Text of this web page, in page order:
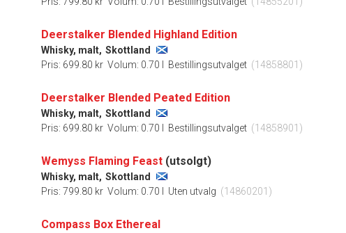
Deerstalker Blended Highland Edition
Whisky, malt, Skottland
Pris: 699.80 kr Volum: 0.70 l Bestillingsutvalget (14858801)
Deerstalker Blended Peated Edition
Whisky, malt, Skottland
Pris: 699.80 kr Volum: 0.70 l Bestillingsutvalget (14858901)
Wemyss Flaming Feast (utsolgt)
Whisky, malt, Skottland
Pris: 799.80 kr Volum: 0.70 l Uten utvalg (14860201)
Compass Box Ethereal